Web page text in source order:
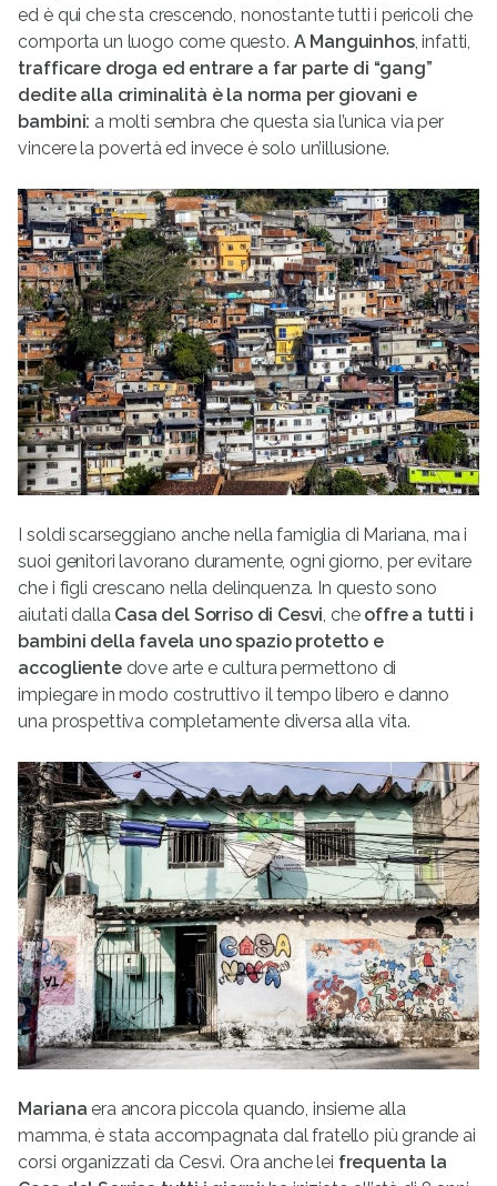
ed è qui che sta crescendo, nonostante tutti i pericoli che
comporta un luogo come questo. A Manguinhos, infatti,
trafficare droga ed entrare a far parte di “gang”
dedite alla criminalità è la norma per giovani e
bambini: a molti sembra che questa sia l’unica via per
vincere la povertà ed invece è solo un’illusione.
I soldi scarseggiano anche nella famiglia di Mariana, ma i
suoi genitori lavorano duramente, ogni giorno, per evitare
che i figli crescano nella delinquenza. In questo sono
aiutati dalla Casa del Sorriso di Cesvi, che offre a tutti i
bambini della favela uno spazio protetto e
accoglientedove arte e cultura permettono di
impiegare in modo costruttivo il tempo libero e danno
una prospettiva completamente diversa alla vita.
Mariana era ancora piccola quando, insieme alla
mamma, è stata accompagnata dal fratello più grande ai
corsi organizzati da Cesvi. Ora anche lei frequenta la